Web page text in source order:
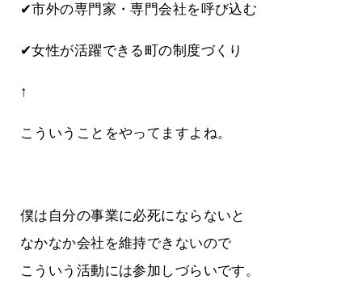
✔市外の専門家・専門会社を呼び込む
✔女性が活躍できる町の制度づくり
↑
こういうことをやってますよね。
僕は自分の事業に必死にならないと
なかなか会社を維持できないので
こういう活動には参加しづらいです。